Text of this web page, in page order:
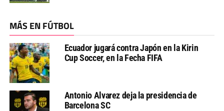
MÁS EN FÚTBOL
Ecuador jugará contra Japón en la Kirin
Cup Soccer, en la Fecha FIFA
Antonio Alvarez deja la presidencia de
Barcelona SC